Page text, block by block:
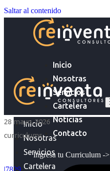
Saltar al contenido
Inicio
Nosotras
Servicios
Cartelera
Noticias
Contacto
Ingresa tu Curriculum ->
Inicio
Nosotras
Servicios
Cartelera
28 mayo, 2026
curriculums
|7829